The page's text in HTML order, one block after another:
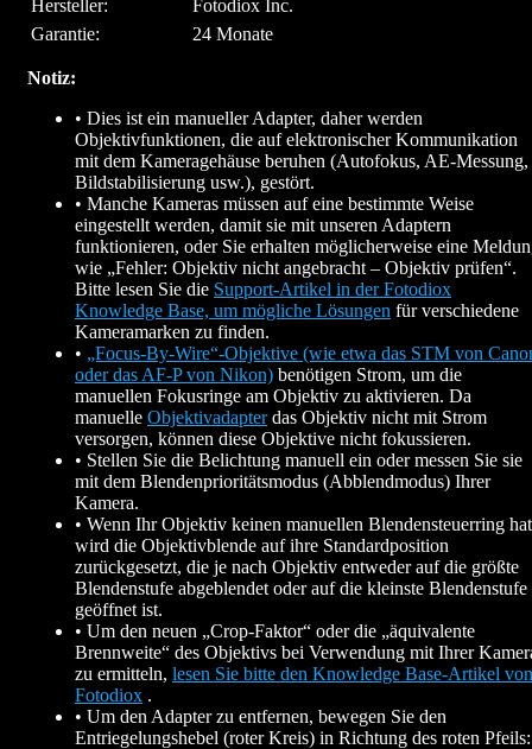
Hersteller:
Fotodiox Inc.
Garantie:
24 Monate
Notiz:
• Dies ist ein manueller Adapter, daher werden
Objektivfunktionen, die auf elektronischer Kommunikation
mit dem Kameragehäuse beruhen (Autofokus, AE-Messung,
Bildstabilisierung usw.), gestört.
• Manche Kameras müssen auf eine bestimmte Weise
eingestellt werden, damit sie mit unseren Adaptern
funktionieren, oder Sie erhalten möglicherweise eine
wie „Fehler: Objektiv nicht angebracht – Objektiv prüfen“.
Bitte lesen Sie die Support-Artikel in der Fotodiox
Knowledge Base, um mögliche Lösungen für verschiedene
Kameramarken zu finden.
• „Focus-By-Wire“-Objektive (wie etwa das STM von
oder das AF-P von Nikon) benötigen Strom, um die
manuellen Fokusringe am Objektiv zu aktivieren. Da
manuelle Objektivadapterdas Objektiv nicht mit Strom
versorgen, können diese Objektive nicht fokussieren.
• Stellen Sie die Belichtung manuell ein oder messen Sie sie
mit dem Blendenprioritätsmodus (Abblendmodus) Ihrer
Kamera.
• Wenn Ihr Objektiv keinen manuellen Blendensteuerring
wird die Objektivblende auf ihre Standardposition
zurückgesetzt, die je nach Objektiv entweder auf die größte
Blendenstufe abgeblendet oder auf die kleinste Blendenstufe
geöffnet ist.
• Um den neuen „Crop-Faktor“ oder die „äquivalente
Brennweite“ des Objektivs bei Verwendung mit Ihrer
zu ermitteln, lesen Sie bitte den Knowledge Base-Artikel von
Fotodiox .
• Um den Adapter zu entfernen, bewegen Sie den
Entriegelungshebel (roter Kreis) in Richtung des roten Pfeils: